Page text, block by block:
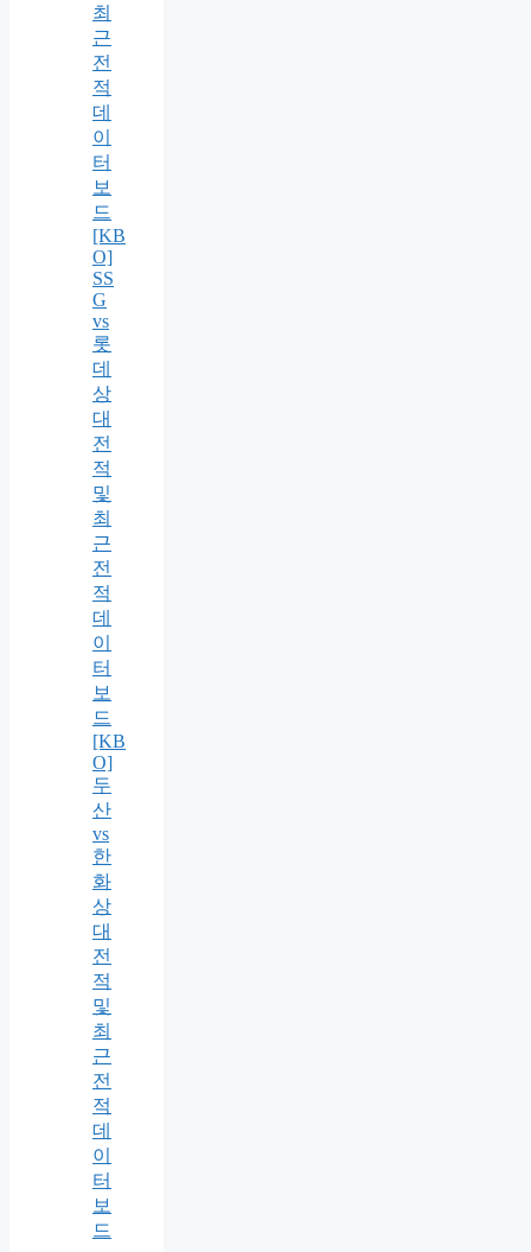
최
근
전
적
데
이
터
보
드
[KB
O]
SS
G
vs
롯
데
상
대
전
적
및
최
근
전
적
데
이
터
보
드
[KB
O]
두
산
vs
한
화
상
대
전
적
및
최
근
전
적
데
이
터
보
드